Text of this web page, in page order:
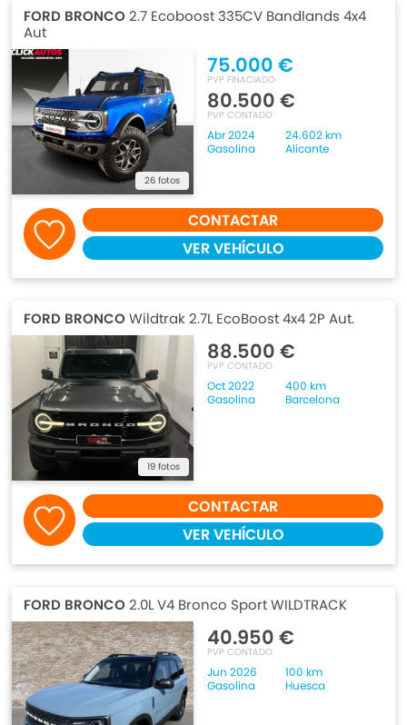
FORD BRONCO2.7 Ecoboost 335CV Bandlands 4x4
Aut
26 fotos
75.000 €
PVP FINACIADO
80.500 €
PVP CONTADO
Abr 2024
24.602 km
Gasolina
Alicante
CONTACTAR
VER VEHÍCULO
FORD BRONCOWildtrak 2.7L EcoBoost 4x4 2P Aut.
19 fotos
88.500 €
PVP CONTADO
Oct 2022
400 km
Gasolina
Barcelona
CONTACTAR
VER VEHÍCULO
FORD BRONCO2.0L V4 Bronco Sport WILDTRACK
40.950 €
PVP CONTADO
Jun 2026
100 km
Gasolina
Huesca